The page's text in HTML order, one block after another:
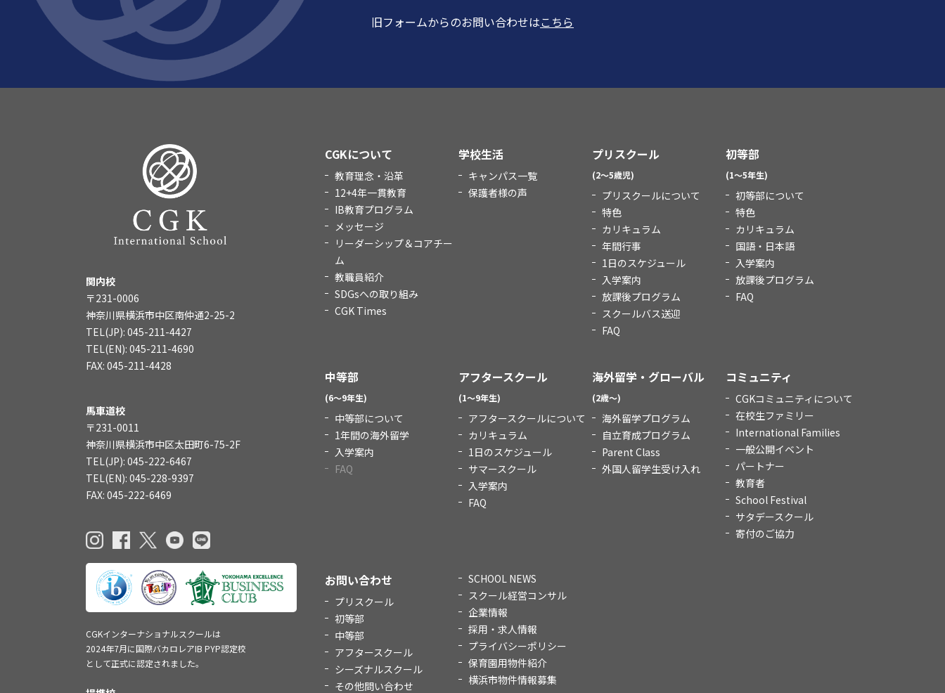
旧フォームからのお問い合わせはこちら
CGKについて
教育理念・沿革
12+4年一貫教育
IB教育プログラム
メッセージ
リーダーシップ＆コアチー
ム
教職員紹介
SDGsへの取り組み
CGK Times
学校生活
キャンパス一覧
保護者様の声
プリスクール
(2～5歳児)
プリスクールについて
特色
カリキュラム
年間行事
1日のスケジュール
入学案内
放課後プログラム
スクールバス送迎
FAQ
初等部
(1～5年生)
初等部について
特色
カリキュラム
国語・日本語
入学案内
放課後プログラム
FAQ
中等部
(6～9年生)
中等部について
1年間の海外留学
入学案内
FAQ
アフタースクール
(1～9年生)
アフタースクールについて
カリキュラム
1日のスケジュール
サマースクール
入学案内
FAQ
海外留学・グローバル
(2歳～)
海外留学プログラム
自立育成プログラム
Parent Class
外国人留学生受け入れ
コミュニティ
CGKコミュニティについて
在校生ファミリー
International Families
一般公開イベント
パートナー
教育者
School Festival
サタデースクール
寄付のご協力
お問い合わせ
プリスクール
初等部
中等部
アフタースクール
シーズナルスクール
その他問い合わせ
SCHOOL NEWS
スクール経営コンサル
企業情報
採用・求人情報
プライバシーポリシー
保育園用物件紹介
横浜市物件情報募集
関内校
〒231-0006
神奈川県横浜市中区南仲通2-25-2
TEL(JP): 045-211-4427
TEL(EN): 045-211-4690
FAX: 045-211-4428
馬車道校
〒231-0011
神奈川県横浜市中区太田町6-75-2F
TEL(JP): 045-222-6467
TEL(EN): 045-228-9397
FAX: 045-222-6469
CGKインターナショナルスクールは
2024年7月に国際バカロレアIB PYP認定校
として正式に認定されました。